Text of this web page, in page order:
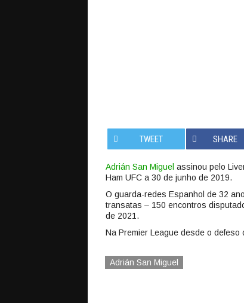
TWEET SHARE
Adrián San Miguel assinou pelo
Ham UFC a 30 de junho de 2019.
O guarda-redes Espanhol de 32
transatas – 150 encontros
de 2021.
Na Premier League desde o defeso
Adrián San Miguel